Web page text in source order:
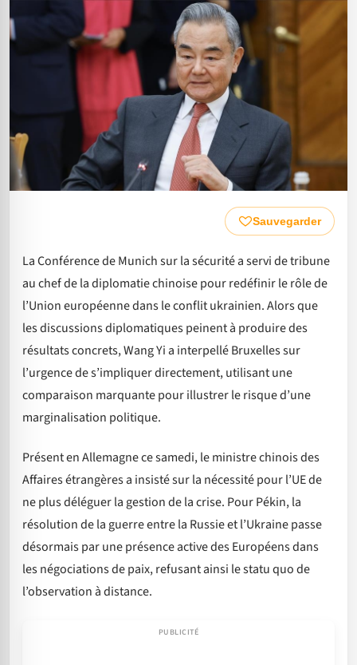
Sauvegarder
La Conférence de Munich sur la sécurité a servi de tribune
au chef de la diplomatie chinoise pour redéfinir le rôle de
l’Union européenne dans le conflit ukrainien. Alors que
les discussions diplomatiques peinent à produire des
résultats concrets, Wang Yi a interpellé Bruxelles sur
l’urgence de s’impliquer directement, utilisant une
comparaison marquante pour illustrer le risque d’une
marginalisation politique.
Présent en Allemagne ce samedi, le ministre chinois des
Affaires étrangères a insisté sur la nécessité pour l’UE de
ne plus déléguer la gestion de la crise. Pour Pékin, la
résolution de la guerre entre la Russie et l’Ukraine passe
désormais par une présence active des Européens dans
les négociations de paix, refusant ainsi le statu quo de
l’observation à distance.